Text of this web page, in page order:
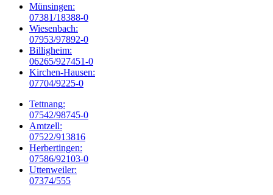
Münsingen:
07381/18388-0
Wiesenbach:
07953/97892-0
Billigheim:
06265/927451-0
Kirchen-Hausen:
07704/9225-0
Tettnang:
07542/98745-0
Amtzell:
07522/913816
Herbertingen:
07586/92103-0
Uttenweiler:
07374/555